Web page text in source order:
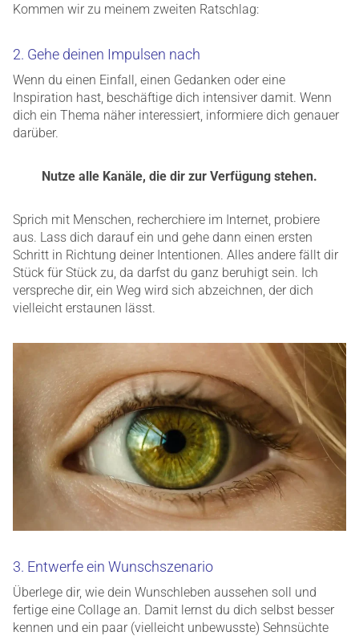
Kommen wir zu meinem zweiten Ratschlag:
2. Gehe deinen Impulsen nach
Wenn du einen Einfall, einen Gedanken oder eine
Inspiration hast, beschäftige dich intensiver damit. Wenn
dich ein Thema näher interessiert, informiere dich genauer
darüber.
Nutze alle Kanäle, die dir zur Verfügung stehen.
Sprich mit Menschen, recherchiere im Internet, probiere
aus. Lass dich darauf ein und gehe dann einen ersten
Schritt in Richtung deiner Intentionen. Alles andere fällt dir
Stück für Stück zu, da darfst du ganz beruhigt sein. Ich
verspreche dir, ein Weg wird sich abzeichnen, der dich
vielleicht erstaunen lässt.
3. Entwerfe ein Wunschszenario
Überlege dir, wie dein Wunschleben aussehen soll und
fertige eine Collage an. Damit lernst du dich selbst besser
kennen und ein paar (vielleicht unbewusste) Sehnsüchte